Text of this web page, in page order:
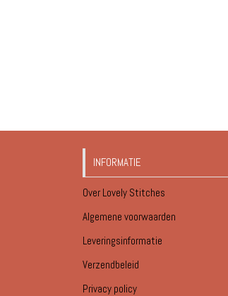
INFORMATIE
Over Lovely Stitches
Algemene voorwaarden
Leveringsinformatie
Verzendbeleid
Privacy policy